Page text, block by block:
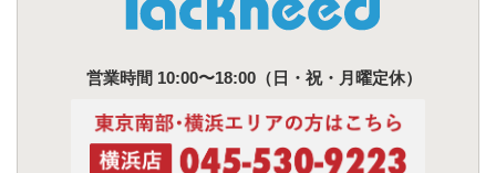
営業時間 10:00〜18:00（日・祝・月曜定休）